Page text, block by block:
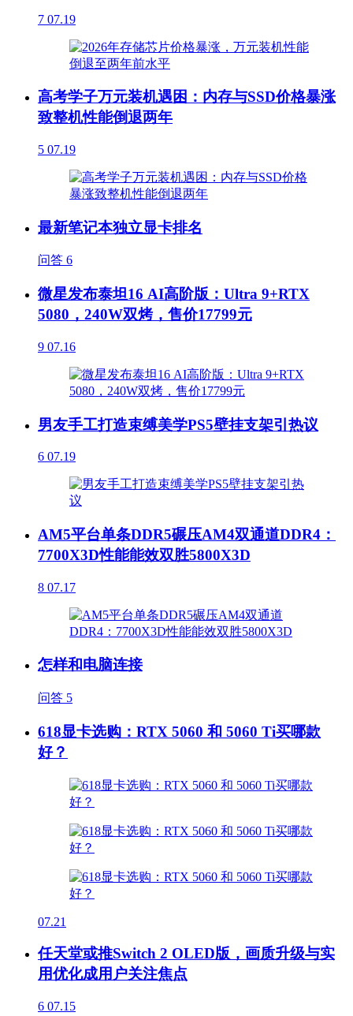
7 07.19
高考学子万元装机遇困：内存与SSD价格暴涨
致整机性能倒退两年
5 07.19
最新笔记本独立显卡排名
问答 6
微星发布泰坦16 AI高阶版：Ultra 9+RTX
5080，240W双烤，售价17799元
9 07.16
男友手工打造束缚美学PS5壁挂支架引热议
6 07.19
AM5平台单条DDR5碾压AM4双通道DDR4：
7700X3D性能能效双胜5800X3D
8 07.17
怎样和电脑连接
问答 5
618显卡选购：RTX 5060 和 5060 Ti买哪款
好？
07.21
任天堂或推Switch 2 OLED版，画质升级与实
用优化成用户关注焦点
6 07.15